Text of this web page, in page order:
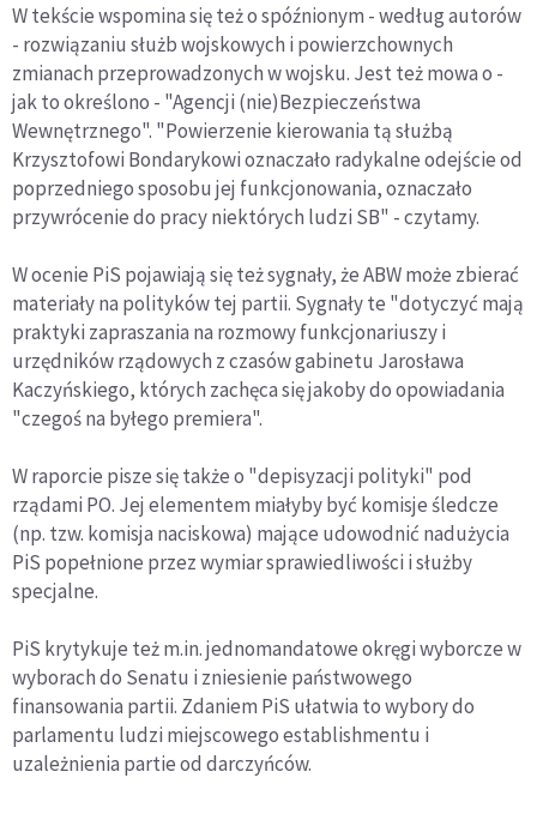
W tekście wspomina się też o spóźnionym - według autorów
- rozwiązaniu służb wojskowych i powierzchownych
zmianach przeprowadzonych w wojsku. Jest też mowa o -
jak to określono - "Agencji (nie)Bezpieczeństwa
Wewnętrznego". "Powierzenie kierowania tą służbą
Krzysztofowi Bondarykowi oznaczało radykalne odejście od
poprzedniego sposobu jej funkcjonowania, oznaczało
przywrócenie do pracy niektórych ludzi SB" - czytamy.
W ocenie PiS pojawiają się też sygnały, że ABW może zbierać
materiały na polityków tej partii. Sygnały te "dotyczyć mają
praktyki zapraszania na rozmowy funkcjonariuszy i
urzędników rządowych z czasów gabinetu Jarosława
Kaczyńskiego, których zachęca się jakoby do opowiadania
"czegoś na byłego premiera".
W raporcie pisze się także o "depisyzacji polityki" pod
rządami PO. Jej elementem miałyby być komisje śledcze
(np. tzw. komisja naciskowa) mające udowodnić nadużycia
PiS popełnione przez wymiar sprawiedliwości i służby
specjalne.
PiS krytykuje też m.in. jednomandatowe okręgi wyborcze w
wyborach do Senatu i zniesienie państwowego
finansowania partii. Zdaniem PiS ułatwia to wybory do
parlamentu ludzi miejscowego establishmentu i
uzależnienia partie od darczyńców.